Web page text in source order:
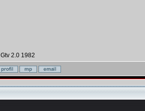
Gtv 2.0 1982